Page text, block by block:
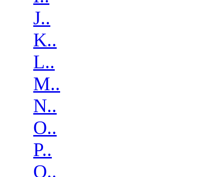
J..
K..
L..
M..
N..
O..
P..
Q..